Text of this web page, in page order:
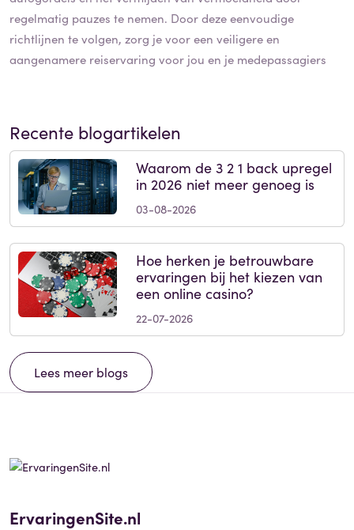
regelmatig pauzes te nemen. Door deze eenvoudige
richtlijnen te volgen, zorg je voor een veiligere en
aangenamere reiservaring voor jou en je medepassagiers
Recente blogartikelen
Waarom de 3 2 1 back upregel
in 2026 niet meer genoeg is
03-08-2026
Hoe herken je betrouwbare
ervaringen bij het kiezen van
een online casino?
22-07-2026
Lees meer blogs
ErvaringenSite.nl